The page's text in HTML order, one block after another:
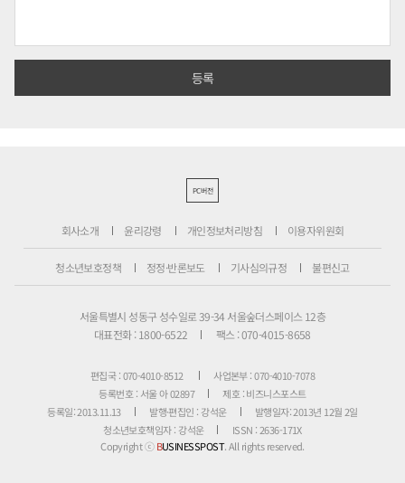
PC버전
회사소개 윤리강령 개인정보처리방침 이용자위원회
청소년보호정책 정정·반론보도 기사심의규정 불편신고
서울특별시 성동구 성수일로 39-34 서울숲더스페이스 12층
대표전화 : 1800-6522
팩스 : 070-4015-8658
편집국 : 070-4010-8512
사업본부 : 070-4010-7078
등록번호 : 서울 아 02897
제호 : 비즈니스포스트
등록일: 2013.11.13
발행·편집인 : 강석운
발행일자: 2013년 12월 2일
청소년보호책임자 : 강석운
ISSN : 2636-171X
Copyright ⓒBUSINESSPOST. All rights reserved.